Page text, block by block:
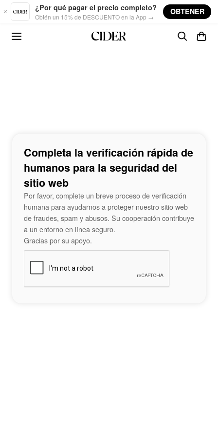
Skip to main content
¿Por qué pagar el precio completo?
Obtén un 15% de DESCUENTO en la App →
OBTENER
Completa la verificación rápida de
humanos para la seguridad del
sitio web
Por favor, complete un breve proceso de verificación
humana para ayudarnos a proteger nuestro sitio web
de fraudes, spam y abusos. Su cooperación contribuye
a un entorno en línea seguro.
Gracias por su apoyo.